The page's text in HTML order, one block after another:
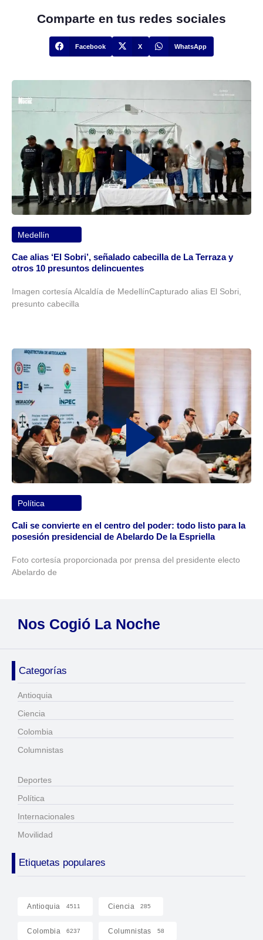
Comparte en tus redes sociales
Facebook X WhatsApp
Medellín
Cae alias ‘El Sobri’, señalado cabecilla de La Terraza y
otros 10 presuntos delincuentes
Imagen cortesía Alcaldía de MedellínCapturado alias El Sobri,
presunto cabecilla
Política
Cali se convierte en el centro del poder: todo listo para la
posesión presidencial de Abelardo De la Espriella
Foto cortesía proporcionada por prensa del presidente electo
Abelardo de
Nos Cogió La Noche
Categorías
Antioquia
Ciencia
Colombia
Columnistas
Deportes
Política
Internacionales
Movilidad
Etiquetas populares
Antioquia 4511 Ciencia 285
Colombia 6237 Columnistas 58